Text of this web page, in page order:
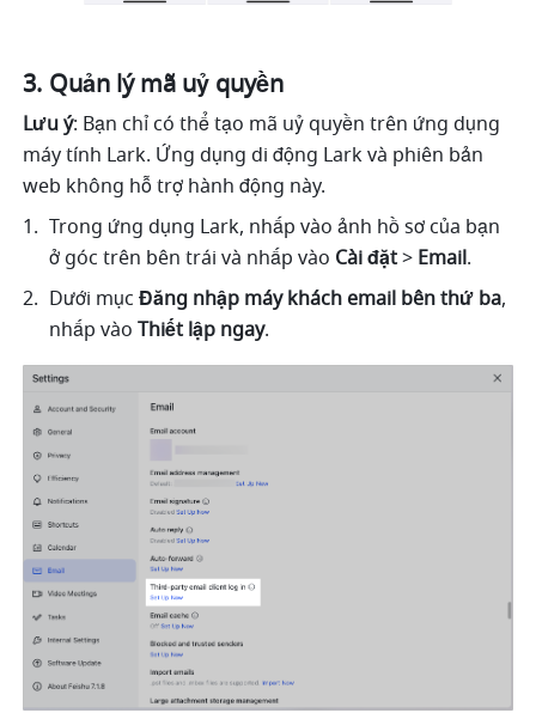
Quản lý mã uỷ quyền
Lưu ý: Bạn chỉ có thể tạo mã uỷ quyền trên ứng dụng
máy tính Lark. Ứng dụng di động Lark và phiên bản
web không hỗ trợ hành động này.
Trong ứng dụng Lark, nhấp vào ảnh hồ sơ của bạn
ở góc trên bên trái và nhấp vào Cài đặt > Email.
Dưới mục Đăng nhập máy khách email bên thứ ba,
nhấp vào Thiết lập ngay.